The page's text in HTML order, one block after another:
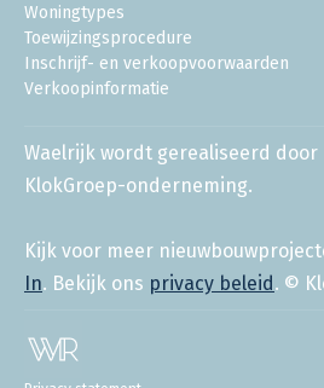
Woningtypes
Toewijzingsprocedure
Inschrijf- en verkoopvoorwaarden
Verkoopinformatie
Waelrijk wordt gerealiseerd door
KlokGroep-onderneming.
Kijk voor meer
In. Bekijk ons privacy beleid . ©